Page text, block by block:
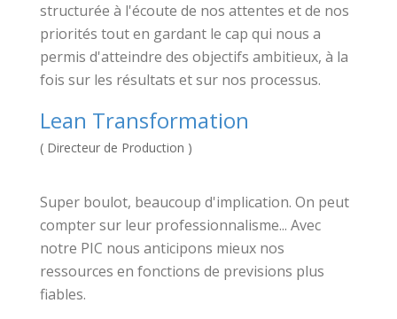
structurée à l'écoute de nos attentes et de nos
priorités tout en gardant le cap qui nous a
permis d'atteindre des objectifs ambitieux, à la
fois sur les résultats et sur nos processus.
Lean Transformation
( Directeur de Production )
Super boulot, beaucoup d'implication. On peut
compter sur leur professionnalisme... Avec
notre PIC nous anticipons mieux nos
ressources en fonctions de previsions plus
fiables.